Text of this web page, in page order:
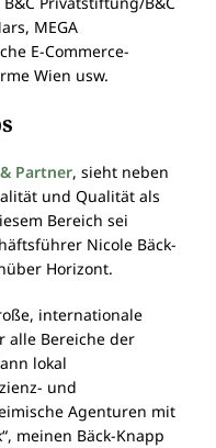
MEGA
E-Commerce-
Wien usw.
Partner, sieht neben
und Qualität als
Bereich sei
Nicole Bäck-
Horizont.
internationale
alle Bereiche der
lokal
und
Agenturen mit
meinen Bäck-Knapp